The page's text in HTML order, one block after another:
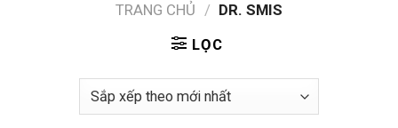
TRANG CHỦ / DR. SMIS
LỌC